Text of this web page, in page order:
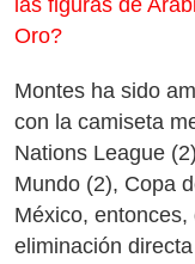
las figuras de
Oro?
Montes ha sido
con la camiseta
Nations League
Mundo (2), Copa
México,
eliminación